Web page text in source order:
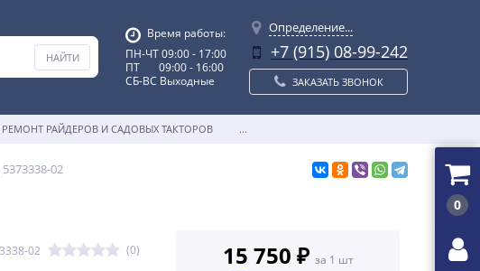
Время работы:
ПН-ЧТ 09:00 - 17:00
ПТ 09:00 - 16:00
СБ-ВС Выходные
Определение...
+7 (915) 08-99-242
ЗАКАЗАТЬ ЗВОНОК
РЕМОНТ РАЙДЕРОВ И САДОВЫХ ТАКТОРОВ ...
02
02 (0) 15 750 ₽ за 1 шт
0